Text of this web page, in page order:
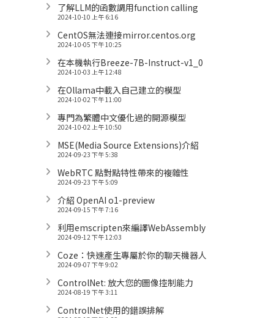
了解LLM的函數調用function calling
2024-10-10 上午 6:16
CentOS無法連接mirror.centos.org
2024-10-05 下午 10:25
在本機執行Breeze-7B-Instruct-v1_0
2024-10-03 上午 12:48
在Ollama中載入自己建立的模型
2024-10-02 下午 11:00
專門為繁體中文優化過的開源模型
2024-10-02 上午 10:50
MSE(Media Source Extensions)介紹
2024-09-23 下午 5:38
WebRTC 點對點特性帶來的複雜性
2024-09-23 下午 5:09
介紹 OpenAI o1-preview
2024-09-15 下午 7:16
利用emscripten來編譯WebAssembly
2024-09-12 下午 12:03
Coze：快速產生專屬於你的聊天機器人
2024-09-07 下午 9:02
ControlNet: 放大您的圖像控制能力
2024-08-19 下午 3:11
ControlNet使用的錯誤排解